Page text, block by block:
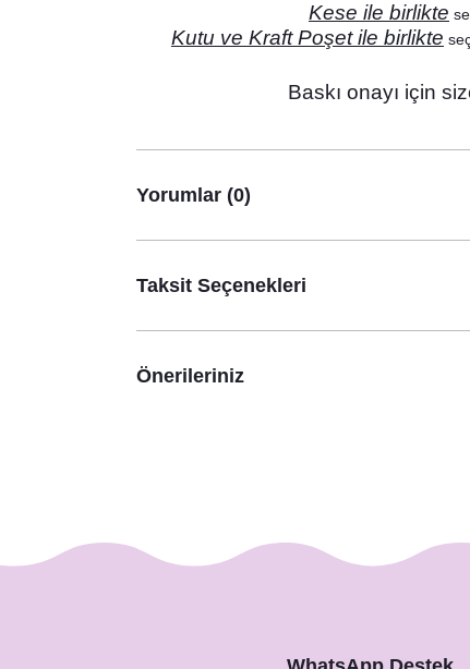
Kuğu Şeklinde Büyük Folyo Balon Kuğu Konsept
125,00 TL
Kese ile birlikte
Kutu ve Kraft Poşet ile birlikte
Baskı onayı için
Yorumlar (0)
Taksit Seçenekleri
Önerileriniz